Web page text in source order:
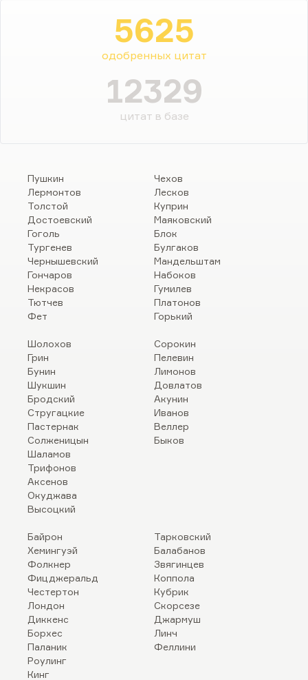
5625
одобренных цитат
12329
цитат в базе
Пушкин
Лермонтов
Толстой
Достоевский
Гоголь
Тургенев
Чернышевский
Гончаров
Некрасов
Тютчев
Фет
Чехов
Лесков
Куприн
Маяковский
Блок
Булгаков
Мандельштам
Набоков
Гумилев
Платонов
Горький
Шолохов
Грин
Бунин
Шукшин
Бродский
Стругацкие
Пастернак
Солженицын
Шаламов
Трифонов
Аксенов
Окуджава
Высоцкий
Сорокин
Пелевин
Лимонов
Довлатов
Акунин
Иванов
Веллер
Быков
Байрон
Хемингуэй
Фолкнер
Фицджеральд
Честертон
Лондон
Диккенс
Борхес
Паланик
Роулинг
Кинг
Тарковский
Балабанов
Звягинцев
Коппола
Кубрик
Скорсезе
Джармуш
Линч
Феллини